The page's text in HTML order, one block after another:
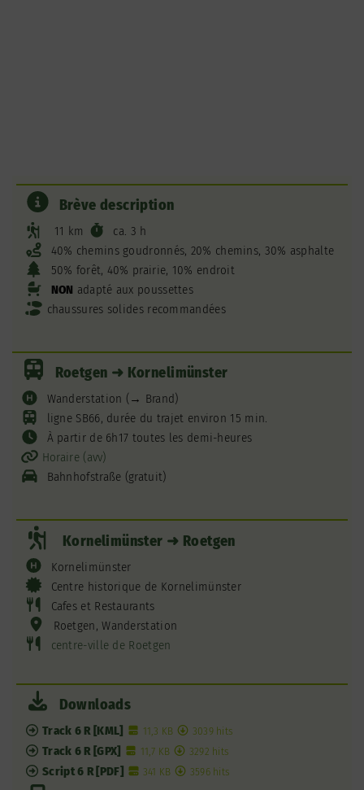
Brève description
11 km
ca. 3 h
40% chemins goudronnés, 20% chemins, 30% asphalte
50% forêt, 40% prairie, 10% endroit
NON adapté aux poussettes
chaussures solides recommandées
Roetgen ➜ Kornelimünster
Wanderstation (→ Brand)
ligne SB66, durée du trajet environ 15 min.
À partir de 6h17 toutes les demi-heures
Horaire (avv)
Bahnhofstraße (gratuit)
Kornelimünster ➜ Roetgen
Kornelimünster
Centre historique de Kornelimünster
Cafes et Restaurants
Roetgen, Wanderstation
centre-ville de Roetgen
Downloads
Track 6 R [KML] 11,3 KB 3039 hits
Track 6 R [GPX] 11,7 KB 3292 hits
Script 6 R [PDF] 341 KB 3596 hits